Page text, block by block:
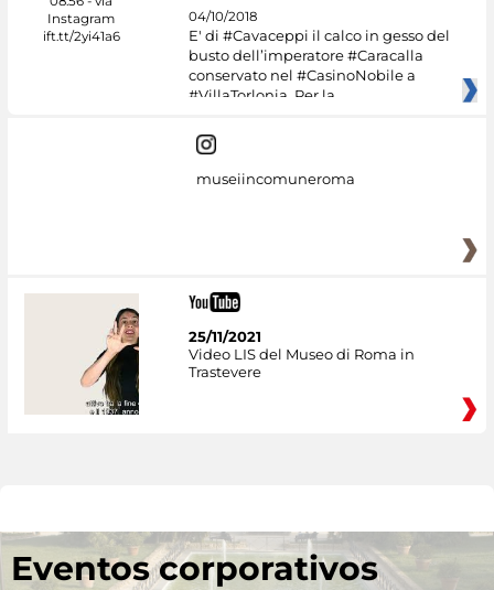
04/10/2018
E' di #Cavaceppi il calco in gesso del
busto dell’imperatore #Caracalla
conservato nel #CasinoNobile a
#VillaTorlonia. Per la
museiincomuneroma
25/11/2021
Video LIS del Museo di Roma in
Trastevere
Eventos corporativos